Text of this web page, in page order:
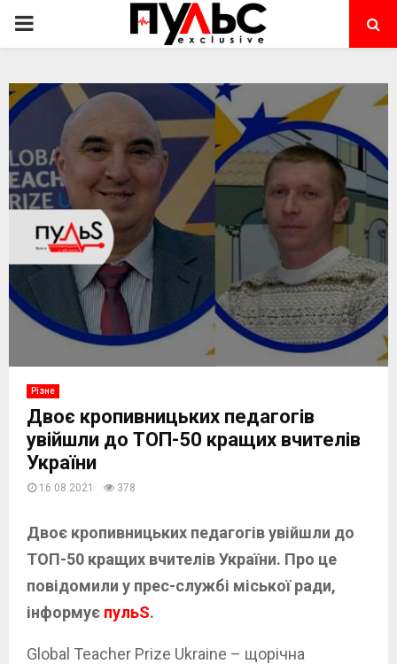
PRIMARY
Різне
Двоє кропивницьких педагогів
увійшли до ТОП-50 кращих вчителів
України
16.08.2021 378
Двоє кропивницьких педагогів увійшли до
ТОП-50 кращих вчителів України. Про це
повідомили у прес-службі міської ради,
інформує пульS.
Global Teacher Prize Ukraine – щорічна